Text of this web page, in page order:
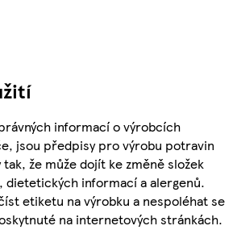
informací o výrobcích
jsou předpisy pro výrobu potravin
že může dojít ke změně složek
dietetických informací a alergenů.
etiketu na výrobku a nespoléhat se
na internetových stránkách.